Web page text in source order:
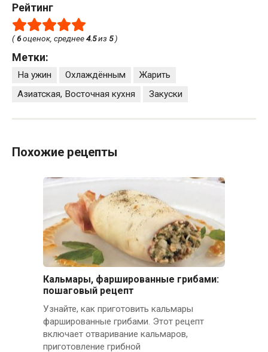
Рейтинг
(6оценок, среднее4.5из 5)
Метки:
На ужин Охлаждённым
Жарить
Азиатская, Восточная кухня
Закуски
Похожие рецепты
Кальмары, фаршированные грибами:
пошаговый рецепт
Узнайте, как приготовить кальмары
фаршированные грибами. Этот рецепт
включает отваривание кальмаров,
приготовление грибной